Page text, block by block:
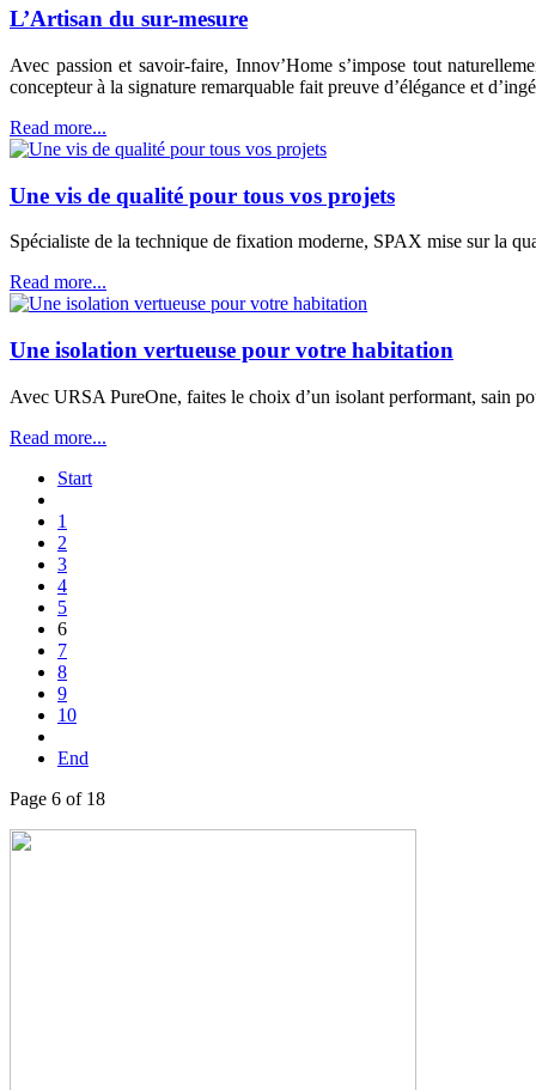
L’Artisan du sur-mesure
Avec passion et savoir-faire, Innov’Home s’impose tout
concepteur à la signature remarquable fait preuve d’élégance et
Read more...
Une vis de qualité pour tous vos projets
Spécialiste de la technique de fixation moderne, SPAX mise sur la
Read more...
Une isolation vertueuse pour votre habitation
Avec URSA PureOne, faites le choix d’un isolant performant, sain
Read more...
Start
1
2
3
4
5
6
7
8
9
10
End
Page 6 of 18